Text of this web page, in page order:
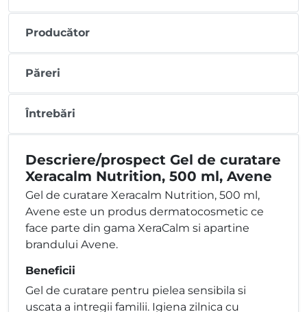
Producător
Păreri
Întrebări
Descriere/prospect Gel de curatare
Xeracalm Nutrition, 500 ml, Avene
Gel de curatare Xeracalm Nutrition, 500 ml,
Avene este un produs dermatocosmetic ce
face parte din gama XeraCalm si apartine
brandului Avene.
Beneficii
Gel de curatare pentru pielea sensibila si
uscata a intregii familii. Igiena zilnica cu